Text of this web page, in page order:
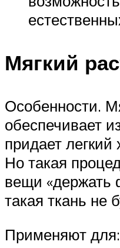
Мягкий
Особенности.
обеспечивает
придает легкий
Но такая
вещи «держать
такая ткань не
Применяют для: